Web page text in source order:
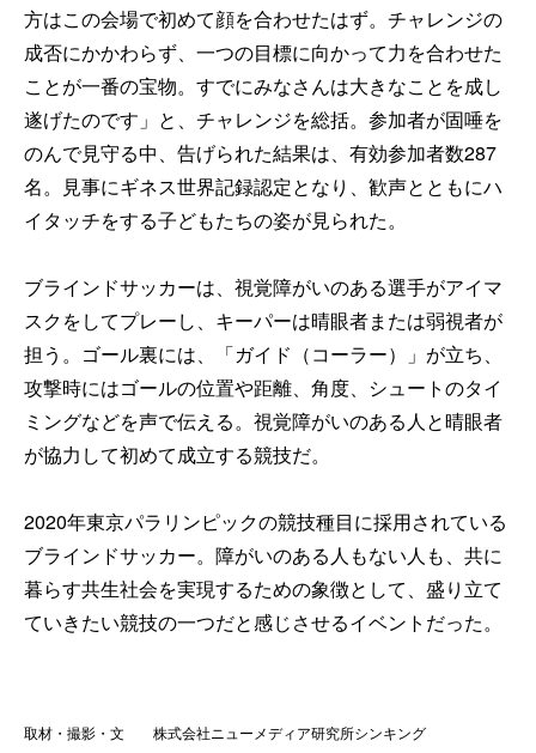
方はこの会場で初めて顔を合わせたはず。チャレンジの
成否にかかわらず、一つの目標に向かって力を合わせた
ことが一番の宝物。すでにみなさんは大きなことを成し
遂げたのです」と、チャレンジを総括。参加者が固唾を
のんで見守る中、告げられた結果は、有効参加者数287
名。見事にギネス世界記録認定となり、歓声とともにハ
イタッチをする子どもたちの姿が見られた。
ブラインドサッカーは、視覚障がいのある選手がアイマ
スクをしてプレーし、キーパーは晴眼者または弱視者が
担う。ゴール裏には、「ガイド（コーラー）」が立ち、
攻撃時にはゴールの位置や距離、角度、シュートのタイ
ミングなどを声で伝える。視覚障がいのある人と晴眼者
が協力して初めて成立する競技だ。
2020年東京パラリンピックの競技種目に採用されている
ブラインドサッカー。障がいのある人もない人も、共に
暮らす共生社会を実現するための象徴として、盛り立て
ていきたい競技の一つだと感じさせるイベントだった。
取材・撮影・文 株式会社ニューメディア研究所シンキング